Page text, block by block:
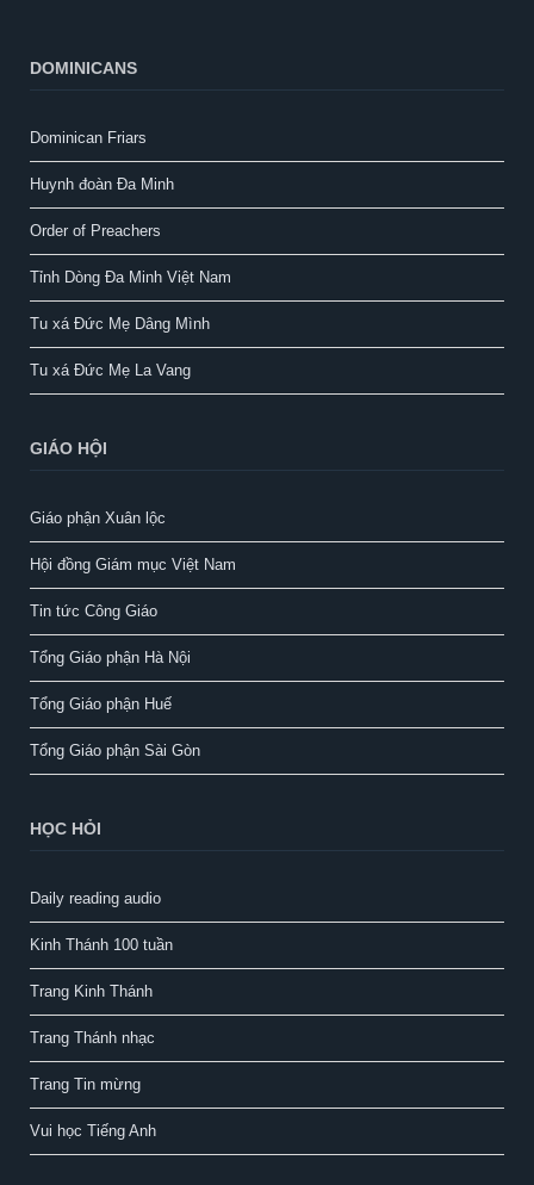
DOMINICANS
Dominican Friars
Huynh đoàn Đa Minh
Order of Preachers
Tỉnh Dòng Đa Minh Việt Nam
Tu xá Đức Mẹ Dâng Mình
Tu xá Đức Mẹ La Vang
GIÁO HỘI
Giáo phận Xuân lộc
Hội đồng Giám mục Việt Nam
Tin tức Công Giáo
Tổng Giáo phận Hà Nội
Tổng Giáo phận Huế
Tổng Giáo phận Sài Gòn
HỌC HỎI
Daily reading audio
Kinh Thánh 100 tuần
Trang Kinh Thánh
Trang Thánh nhạc
Trang Tin mừng
Vui học Tiếng Anh